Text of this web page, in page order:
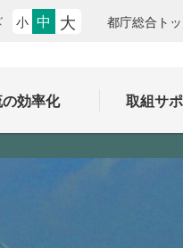
小 中 大 都庁総合ト
効率化 取組サ